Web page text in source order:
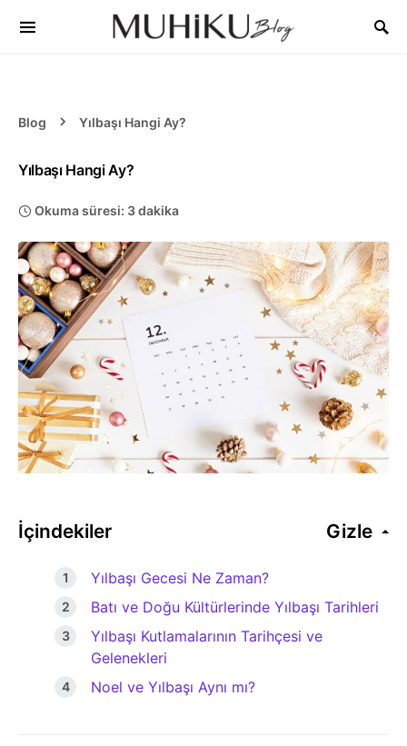
Blog Yılbaşı Hangi Ay?
Yılbaşı Hangi Ay?
Okuma süresi: 3 dakika
İçindekiler Gizle
Yılbaşı Gecesi Ne Zaman?
Batı ve Doğu Kültürlerinde Yılbaşı Tarihleri
Yılbaşı Kutlamalarının Tarihçesi ve
Gelenekleri
Noel ve Yılbaşı Aynı mı?